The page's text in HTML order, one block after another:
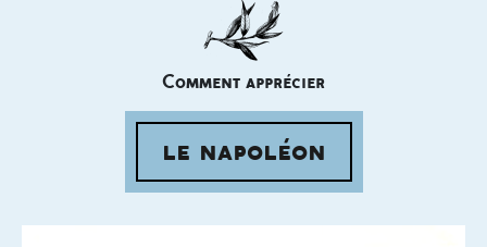
Comment apprécier
le napoléon